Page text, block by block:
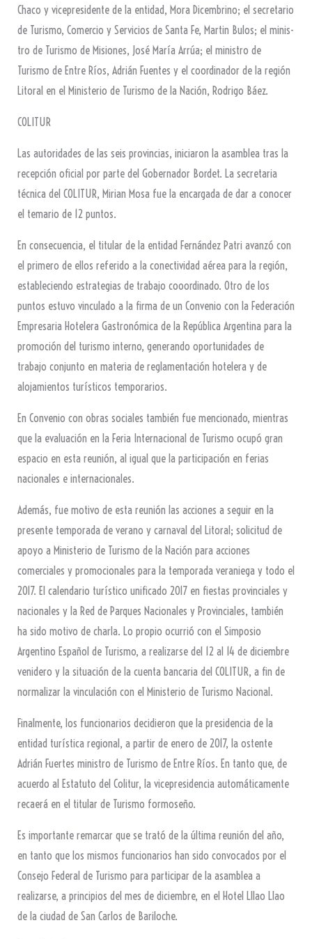
Chaco y vicepresidente de la entidad, Mo­ra Di­cem­bri­no; el secretario
de Turismo, Comercio y Servicios de San­ta Fe, Martin Bulos; el mi­nis­
tro de Tu­ris­mo de Mi­sio­nes, Jo­sé María Arrúa; el ministro de
Turismo de En­tre Rí­os, Adrián Fuentes y el coordinador de la región
Litoral en el Ministerio de Turismo de la Nación, Rodrigo Báez.
COLITUR
Las autoridades de las seis provincias, iniciaron la asamblea tras la
recepción oficial por parte del Gobernador Bordet. La secretaria
técnica del COLITUR, Mirian Mosa fue la encargada de dar a conocer
el temario de 12 puntos.
En consecuencia, el titular de la entidad Fernández Patri avanzó con
el primero de ellos referido a la conectividad aérea para la región,
estableciendo estrategias de trabajo cooordinado. Otro de los
puntos estuvo vinculado a la firma de un Convenio con la Federación
Empresaria Hotelera Gastronómica de la República Argentina para la
promoción del turismo interno, generando oportunidades de
trabajo conjunto en materia de reglamentación hotelera y de
alojamientos turísticos temporarios.
En Convenio con obras sociales también fue mencionado, mientras
que la evaluación en la Feria Internacional de Turismo ocupó gran
espacio en esta reunión, al igual que la participación en ferias
nacionales e internacionales.
Además, fue motivo de esta reunión las acciones a seguir en la
presente temporada de verano y carnaval del Litoral; solicitud de
apoyo a Ministerio de Turismo de la Nación para acciones
comerciales y promocionales para la temporada veraniega y todo el
2017. El calendario turístico unificado 2017 en fiestas provinciales y
nacionales y la Red de Parques Nacionales y Provinciales, también
ha sido motivo de charla. Lo propio ocurrió con el Simposio
Argentino Español de Turismo, a realizarse del 12 al 14 de diciembre
venidero y la situación de la cuenta bancaria del COLITUR, a fin de
normalizar la vinculación con el Ministerio de Turismo Nacional.
Finalmente, los funcionarios decidieron que la presidencia de la
entidad turística regional, a partir de enero de 2017, la ostente
Adrián Fuertes ministro de Turismo de Entre Ríos. En tanto que, de
acuerdo al Estatuto del Colitur, la vicepresidencia automáticamente
recaerá en el titular de Turismo formoseño.
Es importante remarcar que se trató de la última reunión del año,
en tanto que los mismos funcionarios han sido convocados por el
Consejo Federal de Turismo para participar de la asamblea a
realizarse, a principios del mes de diciembre, en el Hotel Lllao Llao
de la ciudad de San Carlos de Bariloche.